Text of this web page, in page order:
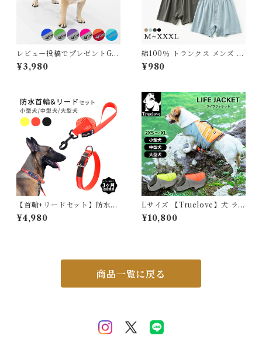
レビュー投稿でプレゼントGE
T 新 ライフジャケット 高品質
犬 犬用 救命胴衣 ドッグ ペッ
水加工 速乾 ハンドル付き Dリ
ング XS S M L XL 2XL チワ
ワ フレブル 超小型犬 小型犬
中型犬 大型犬 KM895JK
¥3,980
綿100％ トランクス メンズ メ
ンズ下着 インナーパンツ パン
ツ 男性 男子 男性下着 綿 コッ
氏 大きいサイズ ゆったり 568
7238 スイモク【水沐良品】
¥980
【首輪+リードセット】防水首
輪 リード セット 犬 ウォータ
ープルーフ 犬用 ドッグ ペット
大型犬 3XS 2XS XS S M L X
P サップ 丈夫 Truelove ITE
¥4,980
Lサイズ 【Truelove】犬 ラ
イフジャケット ハンドル付き
リードフック有り 高品質 フロ
オレンジ ボーダーコリー ゴー
¥10,800
商品一覧に戻る